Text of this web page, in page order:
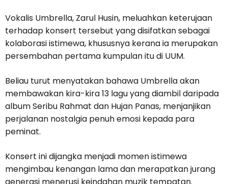
Vokalis Umbrella, Zarul Husin, meluahkan keterujaan
terhadap konsert tersebut yang disifatkan sebagai
kolaborasi istimewa, khususnya kerana ia merupakan
persembahan pertama kumpulan itu di UUM.
Beliau turut menyatakan bahawa Umbrella akan
membawakan kira-kira 13 lagu yang diambil daripada
album Seribu Rahmat dan Hujan Panas, menjanjikan
perjalanan nostalgia penuh emosi kepada para
peminat.
Konsert ini dijangka menjadi momen istimewa
mengimbau kenangan lama dan merapatkan jurang